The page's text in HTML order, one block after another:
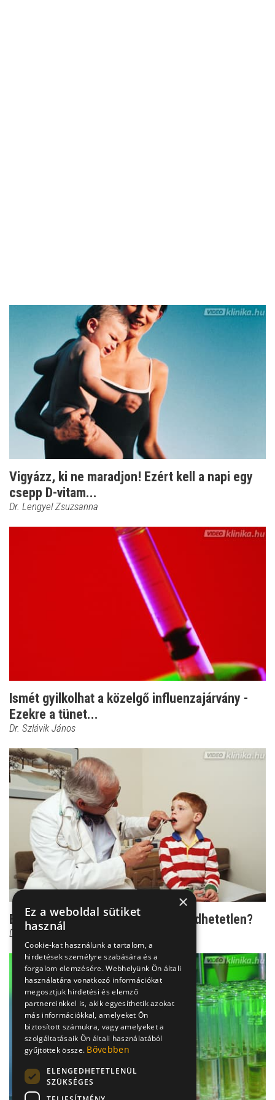
Vigyázz, ki ne maradjon! Ezért kell a napi egy
csepp D-vitam...
Dr. Lengyel Zsuzsanna
Ismét gyilkolhat a közelgő influenzajárvány -
Ezekre a tünet...
Dr. Szlávik János
Betegség gyerekről gyerekre: Kivédhetetlen?
Dr. Bókay János
×
Ez a weboldal sütiket
használ
Cookie-kat használunk a tartalom, a
hirdetések személyre szabására és a
forgalom elemzésére. Webhelyünk Ön általi
használatára vonatkozó információkat
megosztjuk hirdetési és elemző
partnereinkkel is, akik egyesíthetik azokat
más információkkal, amelyeket Ön
biztosított számukra, vagy amelyeket a
szolgáltatásaik Ön általi használatából
gyűjtöttek össze. Bővebben
ELENGEDHETETLENÜL
SZÜKSÉGES